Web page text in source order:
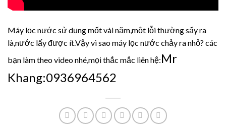
Máy lọc nước sử dụng mốt vài năm,một lỗi thường sẩy ra
là,nước lấy được ít.Vậy vì sao máy lọc nước chảy ra nhỏ? các
bạn làm theo video nhé,mọi thắc mắc liên hệ:Mr
Khang:0936964562